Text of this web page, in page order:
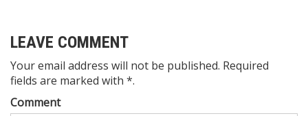
LEAVE COMMENT
Your email address will not be published. Required
fields are marked with *.
Comment